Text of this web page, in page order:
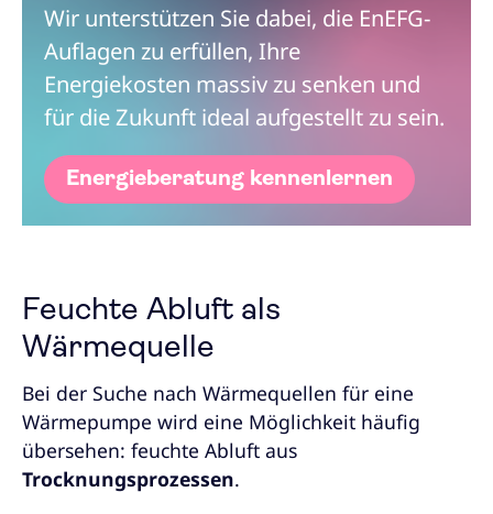
Wir unterstützen Sie dabei, die EnEFG-
Auflagen zu erfüllen, Ihre
Energiekosten massiv zu senken und
für die Zukunft ideal aufgestellt zu sein.
Energie­beratung kennenlernen
Feuchte Abluft als
Wärmequelle
Bei der Suche nach Wärmequellen für eine
Wärmepumpe wird eine Möglichkeit häufig
übersehen: feuchte Abluft aus
Trocknungsprozessen.